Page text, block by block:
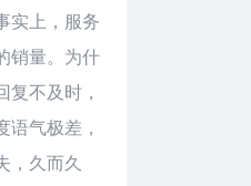
实上，服务
销量。为什
不及时，
语气极差，
，久而久